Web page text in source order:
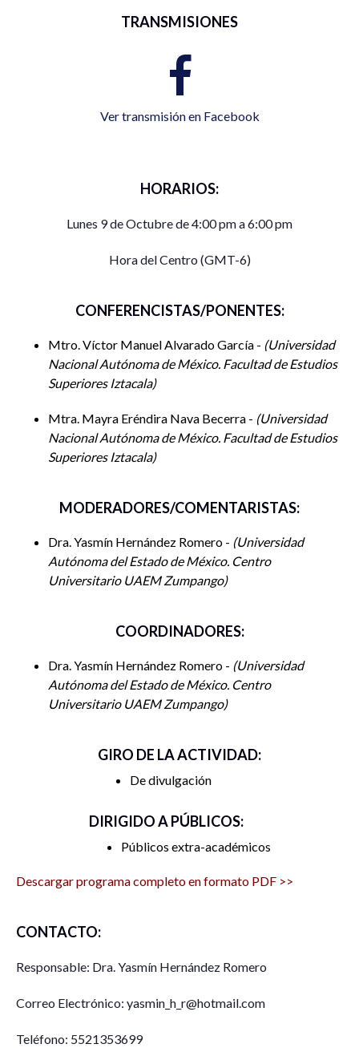
TRANSMISIONES
Ver transmisión en Facebook
HORARIOS:
Lunes 9 de Octubre de 4:00 pm a 6:00 pm
Hora del Centro (GMT-6)
CONFERENCISTAS/PONENTES:
Mtro. Víctor Manuel Alvarado García - Universidad
Nacional Autónoma de México. Facultad de Estudios
Superiores Iztacala
Mtra. Mayra Eréndira Nava Becerra - Universidad
Nacional Autónoma de México. Facultad de Estudios
Superiores Iztacala
MODERADORES/COMENTARISTAS:
Dra. Yasmín Hernández Romero - Universidad
Autónoma del Estado de México. Centro
Universitario UAEM Zumpango
COORDINADORES:
Dra. Yasmín Hernández Romero - Universidad
Autónoma del Estado de México. Centro
Universitario UAEM Zumpango
GIRO DE LA ACTIVIDAD:
De divulgación
DIRIGIDO A PÚBLICOS:
Públicos extra-académicos
Descargar programa completo en formato PDF >>
CONTACTO:
Responsable: Dra. Yasmín Hernández Romero
Correo Electrónico: yasmin_h_r@hotmail.com
Teléfono: 5521353699